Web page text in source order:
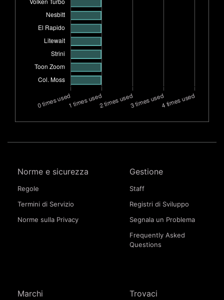
Norme e sicurezza
Regole
Termini di Servizio
Norme sulla Privacy
Gestione
Staff
Registri di Sviluppo
Segnala un Problema
Frequently Asked
Questions
Marchi Trovaci